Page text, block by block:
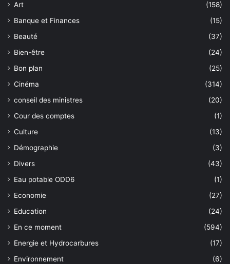
Art
(158)
Banque et Finances
(15)
Beauté
(37)
Bien-être
(24)
Bon plan
(25)
Cinéma
(314)
conseil des ministres
(20)
Cour des comptes
(1)
Culture
(13)
Démographie
(3)
Divers
(43)
Eau potable ODD6
(1)
Economie
(27)
Education
(24)
En ce moment
(594)
Energie et Hydrocarbures
(17)
Environnement
(6)